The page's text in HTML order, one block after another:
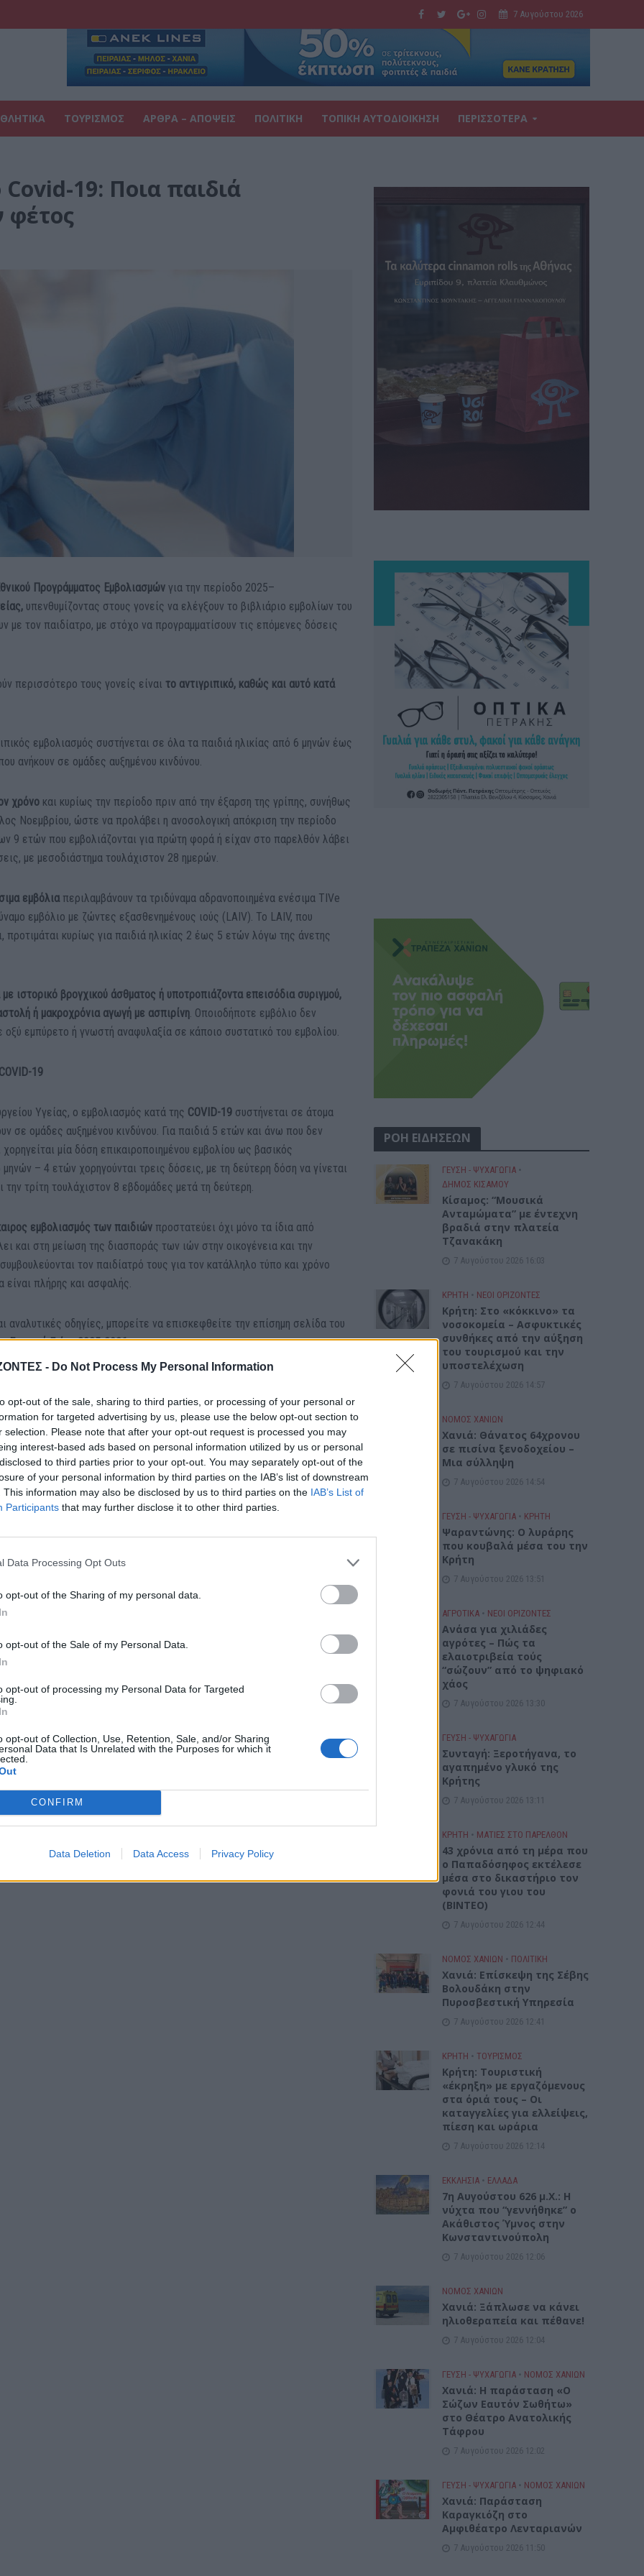
- Do Not Process My Personal Information
opt-out of the sale, sharing to third parties, or processing of your personal or
for targeted advertising by us, please use the below opt-out section to
selection. Please note that after your opt-out request is processed you may
interest-based ads based on personal information utilized by us or personal
to third parties prior to your opt-out. You may separately opt-out of the
of your personal information by third parties on the IAB’s list of downstream
This information may also be disclosed by us to third parties on the IAB’s List of
Participants that may further disclose it to other third parties.
Data Processing Opt Outs
opt-out of the Sharing of my personal data.
opt-out of the Sale of my Personal Data.
opt-out of processing my Personal Data for Targeted
opt-out of Collection, Use, Retention, Sale, and/or Sharing
Data that Is Unrelated with the Purposes for which it
CONFIRM
Data Deletion Data Access Privacy Policy
7 Αυγούστου 2026
ΤΟΥΡΙΣΜΟΣ ΑΡΘΡΑ – ΑΠΟΨΕΙΣ ΠΟΛΙΤΙΚΗ ΤΟΠΙΚΗ ΑΥΤΟΔΙΟΙΚΗΣΗ ΠΕΡΙΣΣΟΤΕΡΑ
19: Ποια παιδιά
φέτος
Προγράμματος Εμβολιασμών για την περίοδο 2025–
υπενθυμίζοντας στους γονείς να ελέγξουν το βιβλιάριο εμβολίων του
με τον παιδίατρο, με στόχο να προγραμματίσουν τις επόμενες δόσεις
περισσότερο τους γονείς είναιτο αντιγριπικό, καθώς και αυτό κατά
εμβολιασμός συστήνεται σε όλα τα παιδιά ηλικίας από 6 μηνών έως
ανήκουν σε ομάδες αυξημένου κινδύνου.
χρόνο και κυρίως την περίοδο πριν από την έξαρση της γρίπης, συνήθως
Νοεμβρίου, ώστε να προλάβει η ανοσολογική απόκριση την περίοδο
9 ετών που εμβολιάζονται για πρώτη φορά ή είχαν στο παρελθόν λάβει
με μεσοδιάστημα τουλάχιστον 28 ημερών.
εμβόλια περιλαμβάνουν τα τριδύναμα αδρανοποιημένα ενέσιμα TIVe
εμβόλιο με ζώντες εξασθενημένους ιούς (LAIV). Το LAIV, που
προτιμάται κυρίως για παιδιά ηλικίας 2 έως 5 ετών λόγω της άνετης
με ιστορικό βρογχικού άσθματος ή υποτροπιάζοντα επεισόδια συριγμού,
ή μακροχρόνια αγωγή με ασπιρίνη. Οποιοδήποτε εμβόλιο δεν
οξύ εμπύρετο ή γνωστή αναφυλαξία σε κάποιο συστατικό του εμβολίου.
19
Υγείας, ο εμβολιασμός κατά της COVID-19 συστήνεται σε άτομα
σε ομάδες αυξημένου κινδύνου. Για παιδιά 5 ετών και άνω που δεν
μία δόση επικαιροποιημένου εμβολίου ως βασικός
– 4 ετών χορηγούνται τρεις δόσεις, με τη δεύτερη δόση να γίνεται
τρίτη τουλάχιστον 8 εβδομάδες μετά τη δεύτερη.
εμβολιασμός των παιδιών προστατεύει όχι μόνο τα ίδια από
και στη μείωση της διασποράς των ιών στην οικογένεια και την
τον παιδίατρό τους για τον κατάλληλο τύπο και χρόνο
πλήρης και ασφαλής.
αναλυτικές οδηγίες, μπορείτε να επισκεφθείτε την επίσημη σελίδα του
Εποχική Γρίπη 2025-2026
Στο «κόκκινο» τα
από την αύξηση
και την
7 Αυγούστου 2026
πισίνα ξενοδοχείου – Μια
ΡΟΗ ΕΙΔΗΣΕΩΝ
ΓΕΎΣΗ - ΨΥΧΑΓΩΓΊΑ •
ΔΉΜΟΣ ΚΙΣΆΜΟΥ
Κίσαμος: “Μουσικά
Ανταμώματα” με έντεχνη
βραδιά στην πλατεία
Τζανακάκη
7 Αυγούστου 2026 16:03
ΚΡΗΤΗ • ΝΕΟΙ ΟΡΙΖΟΝΤΕΣ
Κρήτη: Στο «κόκκινο» τα
νοσοκομεία – Ασφυκτικές
συνθήκες από την αύξηση
του τουρισμού και την
υποστελέχωση
7 Αυγούστου 2026 14:57
ΝΟΜΌΣ ΧΑΝΊΩΝ
Χανιά: Θάνατος 64χρονου
σε πισίνα ξενοδοχείου –
Μια σύλληψη
7 Αυγούστου 2026 14:54
ΓΕΎΣΗ - ΨΥΧΑΓΩΓΊΑ • ΚΡΗΤΗ
Ψαραντώνης: Ο λυράρης
που κουβαλά μέσα του την
Κρήτη
7 Αυγούστου 2026 13:51
ΑΓΡΟΤΙΚΑ • ΝΕΟΙ ΟΡΙΖΟΝΤΕΣ
Ανάσα για χιλιάδες
αγρότες – Πώς τα
ελαιοτριβεία τούς
“σώζουν” από το ψηφιακό
χάος
7 Αυγούστου 2026 13:30
ΓΕΎΣΗ - ΨΥΧΑΓΩΓΊΑ
Συνταγή: Ξεροτήγανα, το
αγαπημένο γλυκό της
Κρήτης
7 Αυγούστου 2026 13:11
ΚΡΗΤΗ • ΜΑΤΙΕΣ ΣΤΟ ΠΑΡΕΛΘΟΝ
43 χρόνια από τη μέρα που
ο Παπαδόσηφος εκτέλεσε
μέσα στο δικαστήριο τον
φονιά του γιου του
(ΒΙΝΤΕΟ)
7 Αυγούστου 2026 12:44
ΝΟΜΌΣ ΧΑΝΊΩΝ • ΠΟΛΙΤΙΚΗ
Xανιά: Επίσκεψη της Σέβης
Βολουδάκη στην
Πυροσβεστική Υπηρεσία
7 Αυγούστου 2026 12:41
ΚΡΗΤΗ • ΤΟΥΡΙΣΜΟΣ
Κρήτη: Τουριστική
«έκρηξη» με εργαζόμενους
στα όριά τους – Οι
καταγγελίες για ελλείψεις,
πίεση και ωράρια
7 Αυγούστου 2026 12:14
ΕΚΚΛΗΣΙΑ • ΕΛΛΑΔΑ
7η Αυγούστου 626 μ.Χ.: Η
νύχτα που “γεννήθηκε” ο
Ακάθιστος Ύμνος στην
Κωνσταντινούπολη
7 Αυγούστου 2026 12:06
ΝΟΜΌΣ ΧΑΝΊΩΝ
Χανιά: Ξάπλωσε να κάνει
ηλιοθεραπεία και πέθανε!
7 Αυγούστου 2026 12:04
ΓΕΎΣΗ - ΨΥΧΑΓΩΓΊΑ • ΝΟΜΌΣ ΧΑΝΊΩΝ
Χανιά: Η παράσταση «Ο
Σώζων Εαυτόν Σωθήτω»
στο Θέατρο Ανατολικής
Τάφρου
7 Αυγούστου 2026 12:02
ΓΕΎΣΗ - ΨΥΧΑΓΩΓΊΑ • ΝΟΜΌΣ ΧΑΝΊΩΝ
Xανιά: Παράσταση
Καραγκιόζη στο
Αμφιθέατρο Λενταριανών
7 Αυγούστου 2026 11:50